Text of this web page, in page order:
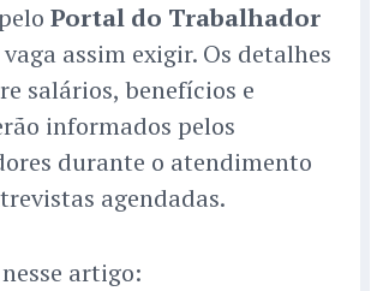
Portal do Trabalhador
assim exigir. Os detalhes
salários, benefícios e
informados pelos
durante o atendimento
agendadas.
artigo: